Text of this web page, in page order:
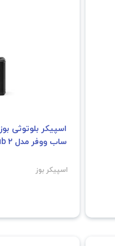
ساب ووفر مدل Sub 2
اسپیکر بوز